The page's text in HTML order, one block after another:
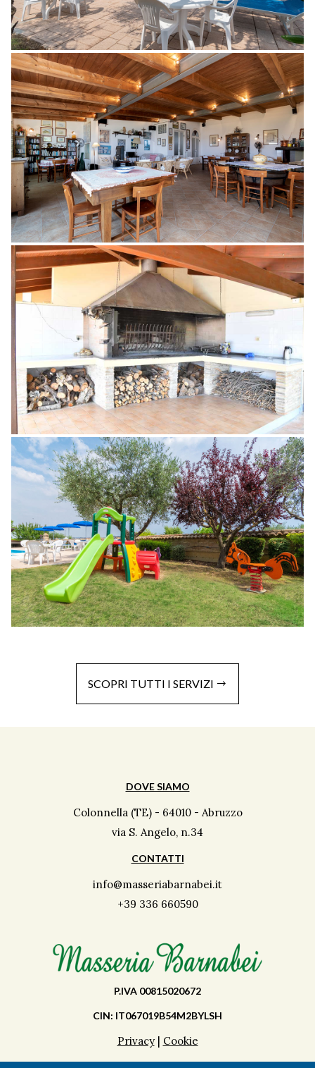
SCOPRI TUTTI I SERVIZI
DOVE SIAMO
Colonnella (TE) - 64010 - Abruzzo
via S. Angelo, n.34
CONTATTI
info@masseriabarnabei.it
+39 336 660590
P.IVA 00815020672
CIN: IT067019B54M2BYLSH
Privacy| Cookie